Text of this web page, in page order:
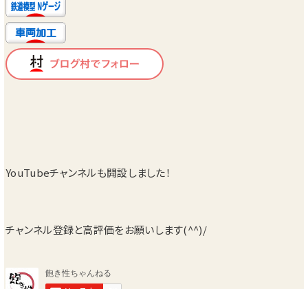
YouTubeチャンネルも開設しました！
チャンネル登録と高評価をお願いします(^^)/